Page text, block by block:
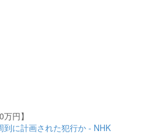
円】
に計画された犯行か - NHK